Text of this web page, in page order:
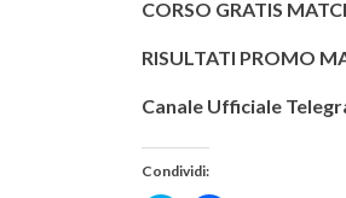
CORSO GRATIS
RISULTATI PROMO
Canale Ufficiale
Condividi: